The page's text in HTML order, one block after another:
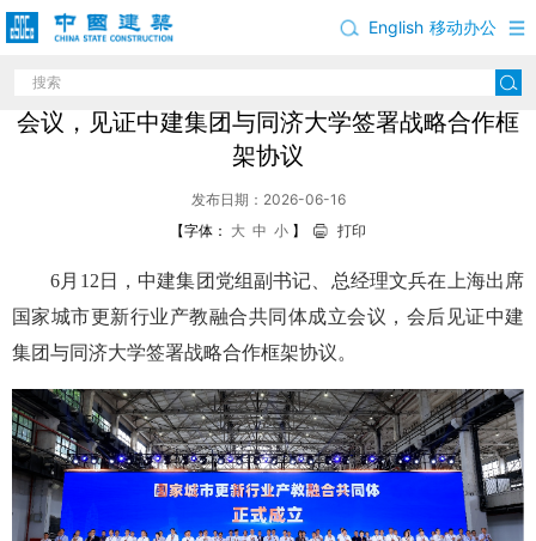
移动办公
English
文兵出席国家城市更新行业产教融合共同体成立
会议，见证中建集团与同济大学签署战略合作框
架协议
发布日期：2026-06-16
【字体： 大 中 小 】 打印
6月12日，中建集团党组副书记、总经理文兵在上海出席
国家城市更新行业产教融合共同体成立会议，会后见证中建
集团与同济大学签署战略合作框架协议。